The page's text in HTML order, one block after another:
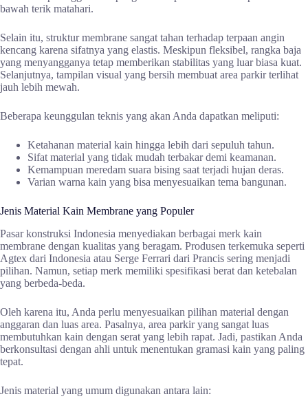
bawah terik matahari.
Selain itu, struktur membrane sangat tahan terhadap terpaan angin
kencang karena sifatnya yang elastis. Meskipun fleksibel, rangka baja
yang menyangganya tetap memberikan stabilitas yang luar biasa kuat.
Selanjutnya, tampilan visual yang bersih membuat area parkir terlihat
jauh lebih mewah.
Beberapa keunggulan teknis yang akan Anda dapatkan meliputi:
Ketahanan material kain hingga lebih dari sepuluh tahun.
Sifat material yang tidak mudah terbakar demi keamanan.
Kemampuan meredam suara bising saat terjadi hujan deras.
Varian warna kain yang bisa menyesuaikan tema bangunan.
Jenis Material Kain Membrane yang Populer
Pasar konstruksi Indonesia menyediakan berbagai merk kain
membrane dengan kualitas yang beragam. Produsen terkemuka seperti
Agtex dari Indonesia atau Serge Ferrari dari Prancis sering menjadi
pilihan. Namun, setiap merk memiliki spesifikasi berat dan ketebalan
yang berbeda-beda.
Oleh karena itu, Anda perlu menyesuaikan pilihan material dengan
anggaran dan luas area. Pasalnya, area parkir yang sangat luas
membutuhkan kain dengan serat yang lebih rapat. Jadi, pastikan Anda
berkonsultasi dengan ahli untuk menentukan gramasi kain yang paling
tepat.
Jenis material yang umum digunakan antara lain: